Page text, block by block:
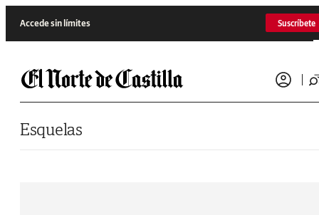
Accede sin límites Suscríbete
Esquelas